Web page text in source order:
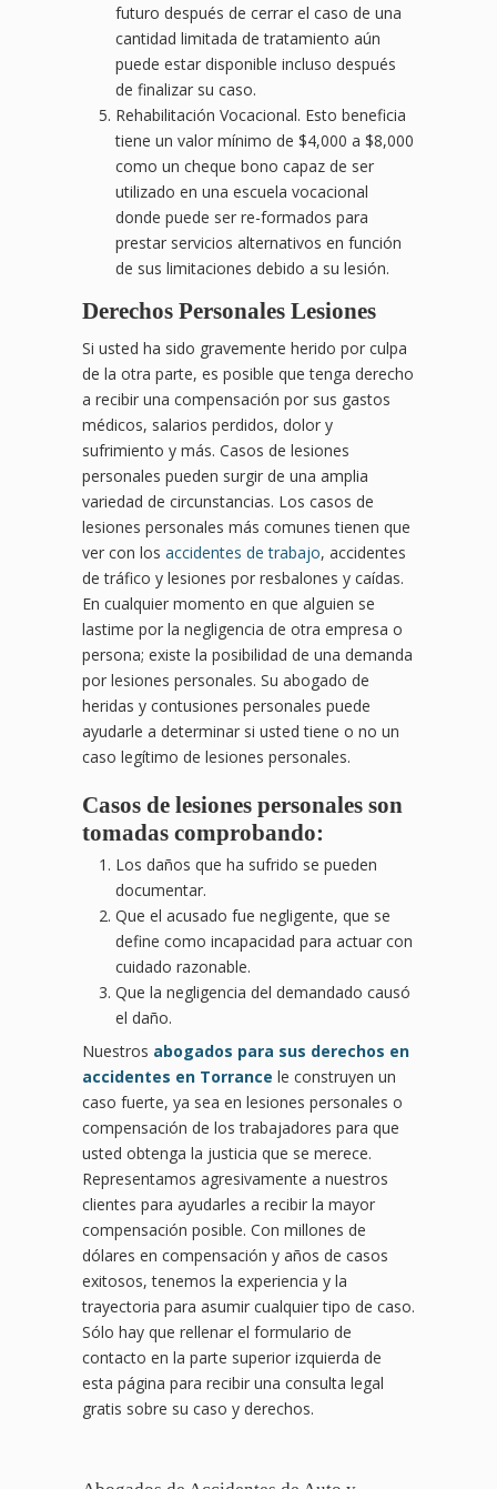
futuro después de cerrar el caso de una
cantidad limitada de tratamiento aún
puede estar disponible incluso después
de finalizar su caso.
Rehabilitación Vocacional. Esto beneficia
tiene un valor mínimo de $4,000 a $8,000
como un cheque bono capaz de ser
utilizado en una escuela vocacional
donde puede ser re-formados para
prestar servicios alternativos en función
de sus limitaciones debido a su lesión.
Derechos Personales Lesiones
Si usted ha sido gravemente herido por culpa
de la otra parte, es posible que tenga derecho
a recibir una compensación por sus gastos
médicos, salarios perdidos, dolor y
sufrimiento y más. Casos de lesiones
personales pueden surgir de una amplia
variedad de circunstancias. Los casos de
lesiones personales más comunes tienen que
ver con los accidentes de trabajo, accidentes
de tráfico y lesiones por resbalones y caídas.
En cualquier momento en que alguien se
lastime por la negligencia de otra empresa o
persona; existe la posibilidad de una demanda
por lesiones personales. Su abogado de
heridas y contusiones personales puede
ayudarle a determinar si usted tiene o no un
caso legítimo de lesiones personales.
Casos de lesiones personales son
tomadas comprobando:
Los daños que ha sufrido se pueden
documentar.
Que el acusado fue negligente, que se
define como incapacidad para actuar con
cuidado razonable.
Que la negligencia del demandado causó
el daño.
Nuestros abogados para sus derechos en
accidentes en Torrance le construyen un
caso fuerte, ya sea en lesiones personales o
compensación de los trabajadores para que
usted obtenga la justicia que se merece.
Representamos agresivamente a nuestros
clientes para ayudarles a recibir la mayor
compensación posible. Con millones de
dólares en compensación y años de casos
exitosos, tenemos la experiencia y la
trayectoria para asumir cualquier tipo de caso.
Sólo hay que rellenar el formulario de
contacto en la parte superior izquierda de
esta página para recibir una consulta legal
gratis sobre su caso y derechos.